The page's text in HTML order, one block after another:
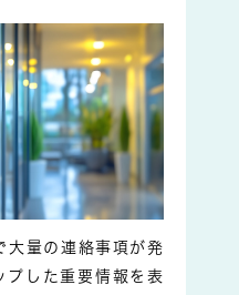
大量の連絡事項が発
プした重要情報を表